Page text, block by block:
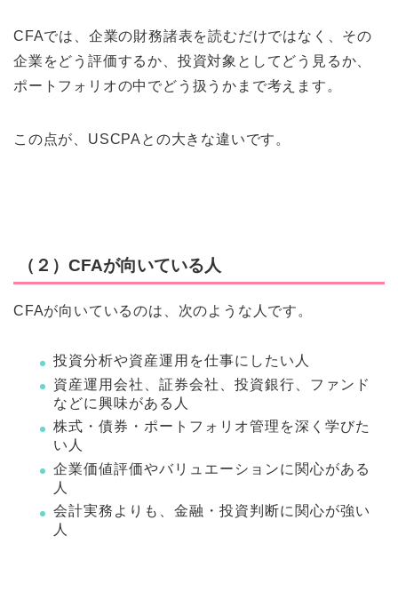
CFAでは、企業の財務諸表を読むだけではなく、その
企業をどう評価するか、投資対象としてどう見るか、
ポートフォリオの中でどう扱うかまで考えます。
この点が、USCPAとの大きな違いです。
（２）CFAが向いている人
CFAが向いているのは、次のような人です。
投資分析や資産運用を仕事にしたい人
資産運用会社、証券会社、投資銀行、ファンド
などに興味がある人
株式・債券・ポートフォリオ管理を深く学びた
い人
企業価値評価やバリュエーションに関心がある
人
会計実務よりも、金融・投資判断に関心が強い
人